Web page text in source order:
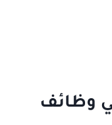
وظائف